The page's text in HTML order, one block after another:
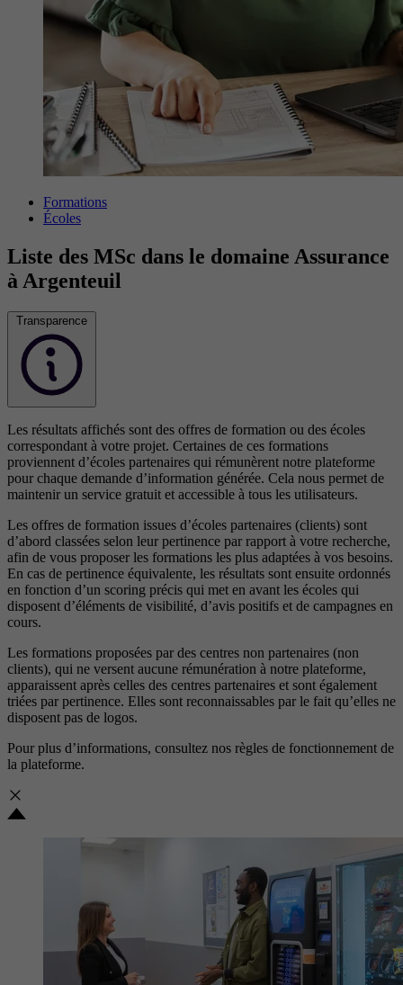
Formations
Écoles
Liste des MSc dans le domaine Assurance
à Argenteuil
Transparence
Les résultats affichés sont des offres de formation ou des écoles
correspondant à votre projet. Certaines de ces formations
proviennent d’écoles partenaires qui rémunèrent notre plateforme
pour chaque demande d’information générée. Cela nous permet de
maintenir un service gratuit et accessible à tous les utilisateurs.
Les offres de formation issues d’écoles partenaires (clients) sont
d’abord classées selon leur pertinence par rapport à votre recherche,
afin de vous proposer les formations les plus adaptées à vos besoins.
En cas de pertinence équivalente, les résultats sont ensuite ordonnés
en fonction d’un scoring précis qui met en avant les écoles qui
disposent d’éléments de visibilité, d’avis positifs et de campagnes en
cours.
Les formations proposées par des centres non partenaires (non
clients), qui ne versent aucune rémunération à notre plateforme,
apparaissent après celles des centres partenaires et sont également
triées par pertinence. Elles sont reconnaissables par le fait qu’elles ne
disposent pas de logos.
Pour plus d’informations, consultez nos règles de fonctionnement de
la plateforme.